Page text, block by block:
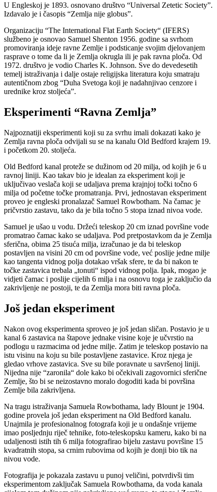
U Engleskoj je 1893. osnovano društvo “Universal Zetetic Society”.
Izdavalo je i časopis “Zemlja nije globus”.
Organizaciju “The International Flat Earth Society“ (IFERS)
službeno je osnovao Samuel Shenton 1956. godine sa svrhom
promoviranja ideje ravne Zemlje i podsticanje svojim djelovanjem
rasprave o tome da li je Zemlja okrugla ili je pak ravna ploča. Od
1972. društvo je vodio Charles K. Johnson. Sve do devedesetih
temelj istraživanja i dalje ostaje religijska literatura koju smatraju
autentičnom zbog “Duha Svetoga koji je nadahnjivao cenzore i
urednike kroz stoljeća”.
Eksperimenti “Ravna Zemlja”
Najpoznatiji eksperimenti koji su za svrhu imali dokazati kako je
Zemlja ravna ploča odvijali su se na kanalu Old Bedford krajem 19.
i početkom 20. stoljeća.
Old Bedford kanal proteže se dužinom od 20 milja, od kojih je 6 u
ravnoj liniji. Kao takav bio je idealan za eksperiment koji je
uključivao veslača koji se udaljava prema krajnjoj točki točno 6
milja od početne točke promatranja. Prvi, jednostavan eksperiment
proveo je engleski pronalazač Samuel Rowbotham. Na čamac je
pričvrstio zastavu, tako da je bila točno 5 stopa iznad nivoa vode.
Samuel je ušao u vodu. Držeći teleskop 20 cm iznad površine vode
promatrao čamac kako se udaljava. Pod pretpostavkom da je Zemlja
sferična, obima 25 tisuća milja, izračunao je da bi teleskop
postavljen na visini 20 cm od površine vode, već poslije jedne milje
kao tangenta vidnog polja dotakao vršak sfere, te da bi nakon te
točke zastavica trebala „tonuti“ ispod vidnog polja. Ipak, mogao je
vidjeti čamac i poslije cijelih 6 milja i na osnovu toga je zaključio da
zakrivljenje ne postoji, te da Zemlja mora biti ravna ploča.
Još jedan eksperiment
Nakon ovog eksperimenta sproveo je još jedan sličan. Postavio je u
kanal 6 zastavica na štapove jednake visine koje je učvrstio na
podlogu u razmacima od jedne milje. Zatim je teleskop postavio na
istu visinu na koju su bile postavljene zastavice. Kroz njega je
gledao vrhove zastavica. Sve su bile poravnate u savršenoj liniji.
Nijedna nije “zaronila“ dole kako bi očekivali zagovornici sferične
Zemlje, što bi se neizostavno moralo dogoditi kada bi površina
Zemlje bila zakrivljena.
Na tragu istraživanja Samuela Rowbothama, lady Blount je 1904.
godine provela još jedan eksperiment na Old Bedford kanalu.
Unajmila je profesionalnog fotografa koji je u ondašnje vrijeme
imao posljednju riječ tehnike, foto-teleskopsku kameru, kako bi na
udaljenosti istih tih 6 milja fotografirao bijelu zastavu površine 15
kvadratnih stopa, sa crnim rubovima od kojih je donji bio tik na
nivou vode.
Fotografija je pokazala zastavu u punoj veličini, potvrdivši tim
eksperimentom zaključak Samuela Rowbothama, da voda kanala